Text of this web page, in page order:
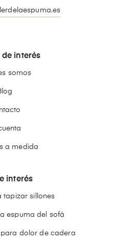
de interés
somos
a medida
interés
tapizar sillones
espuma del sofá
dolor de cadera